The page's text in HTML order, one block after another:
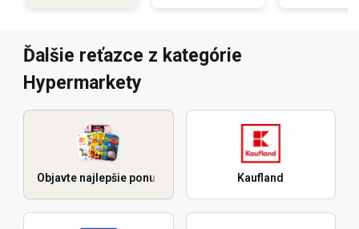
Ďalšie reťazce z kategórie
Hypermarkety
Objavte najlepšie ponuky Kaufland